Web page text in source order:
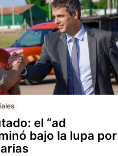
el “ad
bajo la lupa por